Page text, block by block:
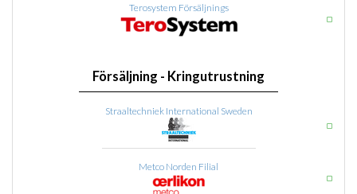
Terosystem Försäljnings
Försäljning - Kringutrustning
Straaltechniek International Sweden
Metco Norden Filial